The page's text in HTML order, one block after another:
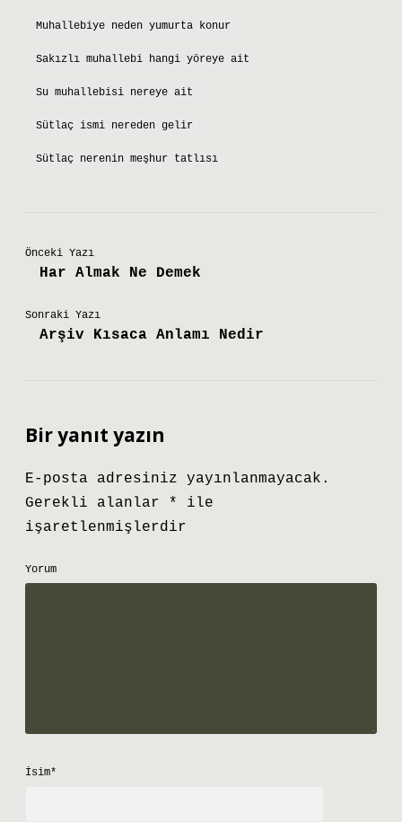
Muhallebiye neden yumurta konur
Sakızlı muhallebi hangi yöreye ait
Su muhallebisi nereye ait
Sütlaç ismi nereden gelir
Sütlaç nerenin meşhur tatlısı
Önceki Yazı
Har Almak Ne Demek
Sonraki Yazı
Arşiv Kısaca Anlamı Nedir
Bir yanıt yazın
E-posta adresiniz yayınlanmayacak.
Gerekli alanlar
*
ile
işaretlenmişlerdir
Yorum
İsim*